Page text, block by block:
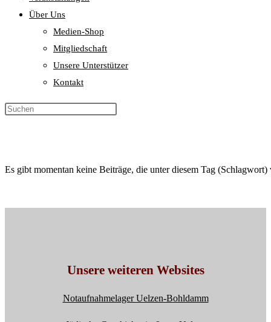
Über Uns
Medien-Shop
Mitgliedschaft
Unsere Unterstützer
Kontakt
Es gibt momentan keine Beiträge, die unter diesem Tag
Unsere weiteren Websites
Notaufnahmelager Uelzen-Bohldamm